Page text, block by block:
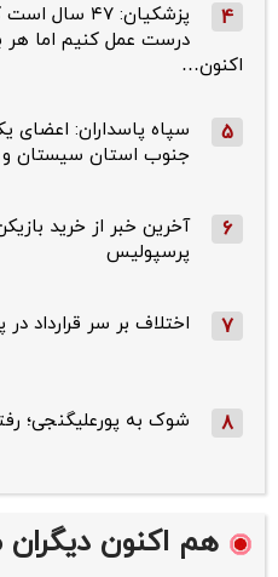
4
پزشکیان: ۴۷
درست عمل کنیم اما هر
اکنون…
5
سپاه پاسداران: اعضای
جنوب استان سیستان و
6
آخرین خبر از خرید
پرسپولیس
7 اختلاف بر سر قرارداد
8 شوک به پورعلیگنجی؛
هم اکنون دیگران